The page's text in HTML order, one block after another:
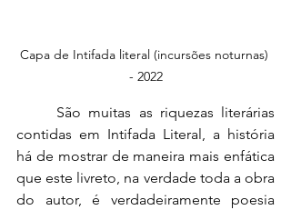
Capa de Intifada literal (incursões noturnas)
- 2022
contidas em Intifada Literal, a história
há de mostrar de maneira mais enfática
que este livreto, na verdade toda a obra
do autor, é verdadeiramente poesia